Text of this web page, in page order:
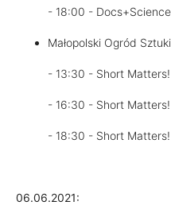
- 18:00 - Docs+Science
Małopolski Ogród
- 13:30 - Short
- 16:30 - Short
- 18:30 - Short
06.06.2021: